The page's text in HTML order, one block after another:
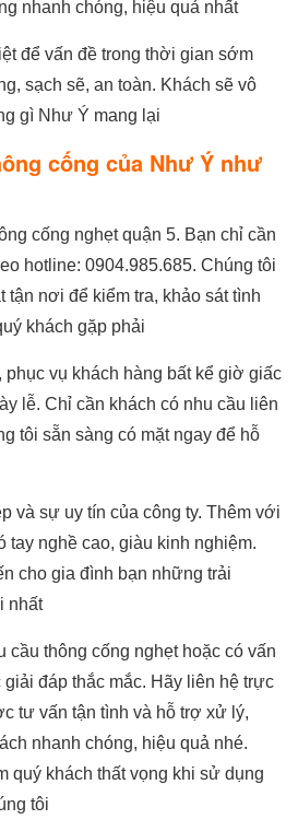
nhanh chóng, hiệu quả nhất
để vấn đề trong thời gian sớm
sạch sẽ, an toàn. Khách sẽ vô
gì Như Ý mang lại
cống của Như Ý như
cống nghẹt quận 5. Bạn chỉ cần
hotline: 0904.985.685. Chúng tôi
tận nơi để kiểm tra, khảo sát tình
khách gặp phải
vụ khách hàng bất kể giờ giấc
lễ. Chỉ cần khách có nhu cầu liên
tôi sẵn sàng có mặt ngay để hỗ
và sự uy tín của công ty. Thêm với
nghề cao, giàu kinh nghiệm.
cho gia đình bạn những trải
nhất
cầu thông cống nghẹt hoặc có vấn
đáp thắc mắc. Hãy liên hệ trực
tư vấn tận tình và hỗ trợ xử lý,
nhanh chóng, hiệu quả nhé.
quý khách thất vọng khi sử dụng
tôi